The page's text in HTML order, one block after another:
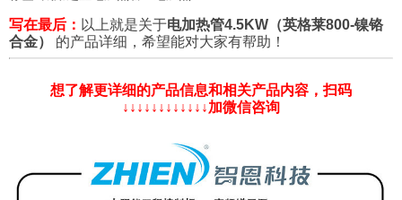
写在最后： 以上就是关于电加热管4.5KW（英格莱800-镍铬
合金）
的产品详细，希望能对大家有帮助！
想了解更详细的产品信息和相关产品内容，扫码
↓↓↓↓↓↓↓↓↓↓↓↓加微信咨询